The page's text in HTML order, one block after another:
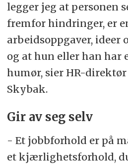
legger jeg at personen
fremfor hindringer, er
arbeidsoppgaver, ideer
og at hun eller han har
humør, sier HR-
Skybak.
Gir av seg selv
- Et jobbforhold er på
et kjærlighetsforhold,